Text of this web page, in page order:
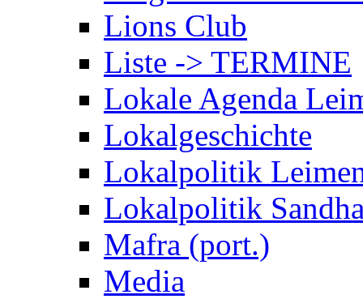
Lions Club
Liste -> TERMINE
Lokale Agenda
Lokalgeschichte
Lokalpolitik
Lokalpolitik
Mafra (port.)
Media